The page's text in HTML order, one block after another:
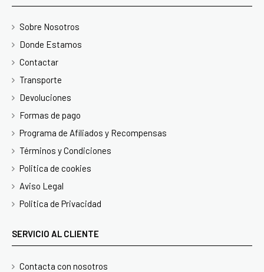
Sobre Nosotros
Donde Estamos
Contactar
Transporte
Devoluciones
Formas de pago
Programa de Afiliados y Recompensas
Términos y Condiciones
Politica de cookies
Aviso Legal
Politica de Privacidad
SERVICIO AL CLIENTE
Contacta con nosotros